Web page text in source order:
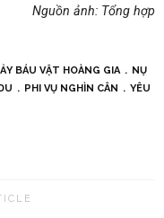
Nguồn ảnh: Tổng hợp
BÁU VẬT HOÀNG GIA
NỤ
PHI VỤ NGHÌN CÂN
YÊU